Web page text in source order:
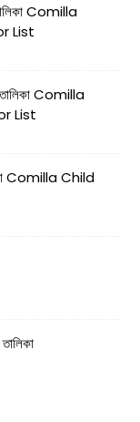
Comilla
List
তালিকা Comilla
List
Comilla Child